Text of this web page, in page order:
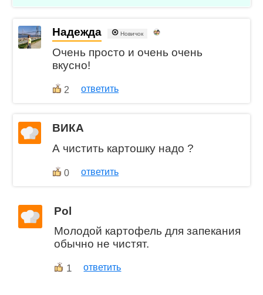
Надежда Новичок
Очень просто и очень очень
вкусно!
2 ответить
ВИКА
А чистить картошку надо ?
0 ответить
Pol
Молодой картофель для запекания
обычно не чистят.
1 ответить